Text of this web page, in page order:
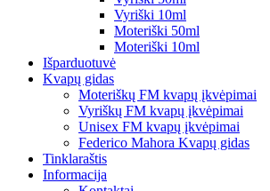
Vyriški 10ml
Moteriški 50ml
Moteriški 10ml
Išparduotuvė
Kvapų gidas
Moteriškų FM kvapų įkvėpimai
Vyriškų FM kvapų įkvėpimai
Unisex FM kvapų įkvėpimai
Federico Mahora Kvapų gidas
Tinklaraštis
Informacija